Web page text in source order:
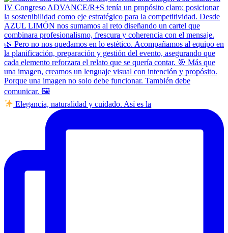
Elegancia, naturalidad y cuidado. Así es la